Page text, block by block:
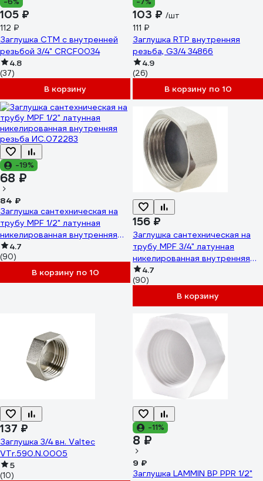
105 ₽
112 ₽
Заглушка СТМ с внутренней
резьбой 3/4" CRCF0034
4.8
(37)
В корзину
103 ₽ /шт
111 ₽
Заглушка RTP внутренняя
резьба, G3/4 34866
4.9
(26)
В корзину по 10
-19%
68 ₽
84 ₽
Заглушка сантехническая на
трубу MPF 1/2" латунная
никелированная внутренняя
резьба ИС.072283
4.7
(90)
В корзину по 10
156 ₽
Заглушка сантехническая на
трубу MPF 3/4" латунная
никелированная внутренняя
резьба ИС.072284
4.7
(90)
В корзину
137 ₽
Заглушка 3/4 вн. Valtec
VTr.590.N.0005
5
(10)
-11%
8 ₽
9 ₽
Заглушка LAMMIN ВР PPR 1/2"